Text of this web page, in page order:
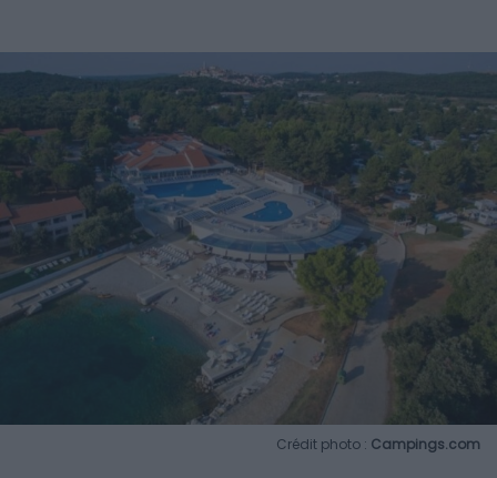
Crédit photo : Campings.com